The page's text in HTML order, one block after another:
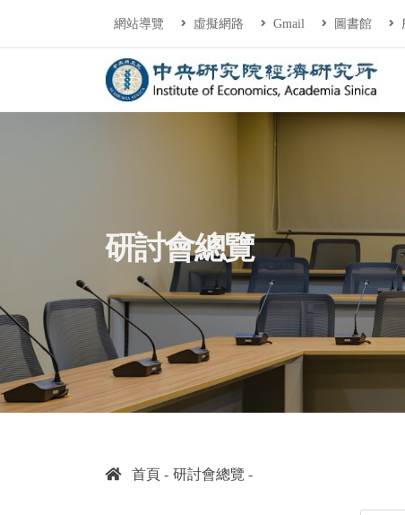
連往主要內容區塊
網站導覽 虛擬網路 Gmail 圖書館
中央研究院經濟研
研討會總覽
首頁 研討會總覽